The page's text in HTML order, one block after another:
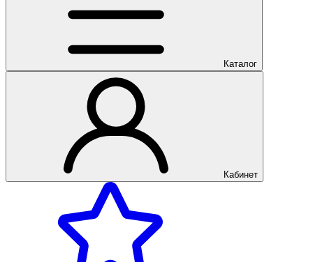
Каталог
Кабинет